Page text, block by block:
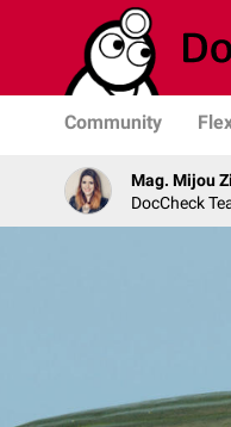
Community
Mag. Mijou
DocCheck